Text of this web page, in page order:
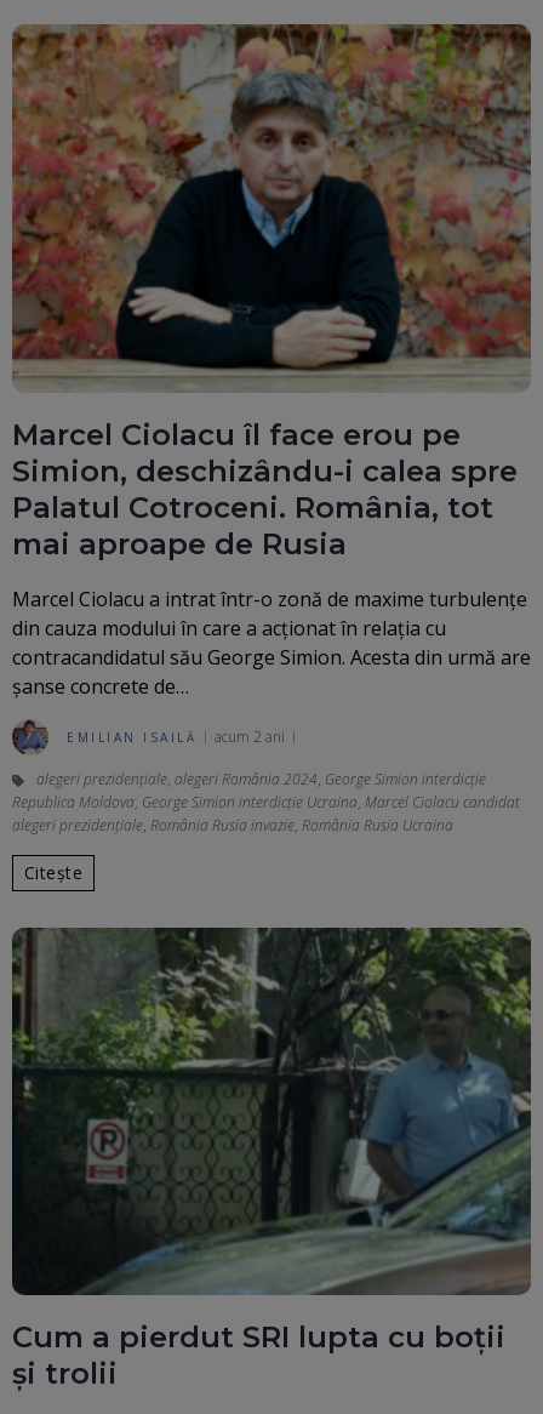
Marcel Ciolacu îl face erou pe
Simion, deschizându-i calea spre
Palatul Cotroceni. România, tot
mai aproape de Rusia
Marcel Ciolacu a intrat într-o zonă de maxime turbulențe
din cauza modului în care a acționat în relația cu
contracandidatul său George Simion. Acesta din urmă are
șanse concrete de…
EMILIAN ISAILĂ acum 2 ani
alegeri prezidențiale, alegeri România 2024, George Simion interdicție
Republica Moldova, George Simion interdicție Ucraina, Marcel Ciolacu candidat
alegeri prezidențiale, România Rusia invazie, România Rusia Ucraina
Citește
Cum a pierdut SRI lupta cu boții
și trolii